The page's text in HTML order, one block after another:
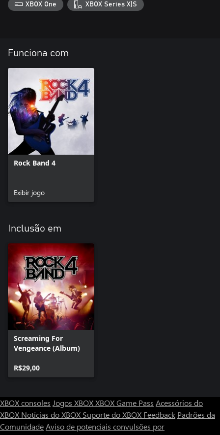
XBOX One XBOX Series X|S
Funciona com
Rock Band 4
Exibir jogo
Inclusão em
Screaming For
Vengeance (Album)
R$29,00
XBOX consoles Jogos XBOXXBOX Game Pass Acessórios do
XBOX Notícias do XBOX Suporte do XBOX Feedback Padrões da
ComunidadeAviso de potenciais convulsões por